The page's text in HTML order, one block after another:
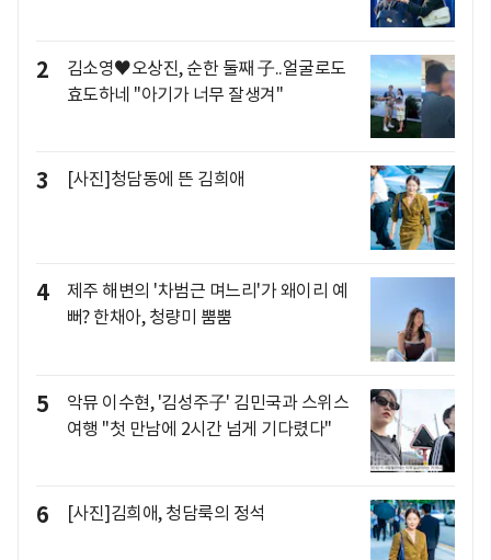
2
김소영♥오상진, 순한 둘째 子..얼굴로도
효도하네 "아기가 너무 잘생겨"
3 [사진]청담동에 뜬 김희애
4
제주 해변의 '차범근 며느리'가 왜이리 예
뻐? 한채아, 청량미 뿜뿜
5
악뮤 이수현, '김성주子' 김민국과 스위스
여행 "첫 만남에 2시간 넘게 기다렸다"
6 [사진]김희애, 청담룩의 정석